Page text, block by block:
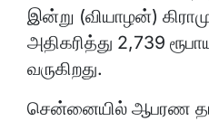
இன்று (வியாழன்)
அதிகரித்து 2,739
வருகிறது.
சென்னையில் ஆபரண